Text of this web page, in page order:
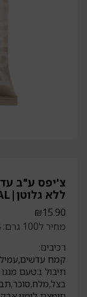
צ'יפס ע"ב
ללא גלוטן|EAT REAL
₪15.90
מחיר ל100 גרם: 16.74 ₪
רכיבים:
קמח
תיבול בטעם